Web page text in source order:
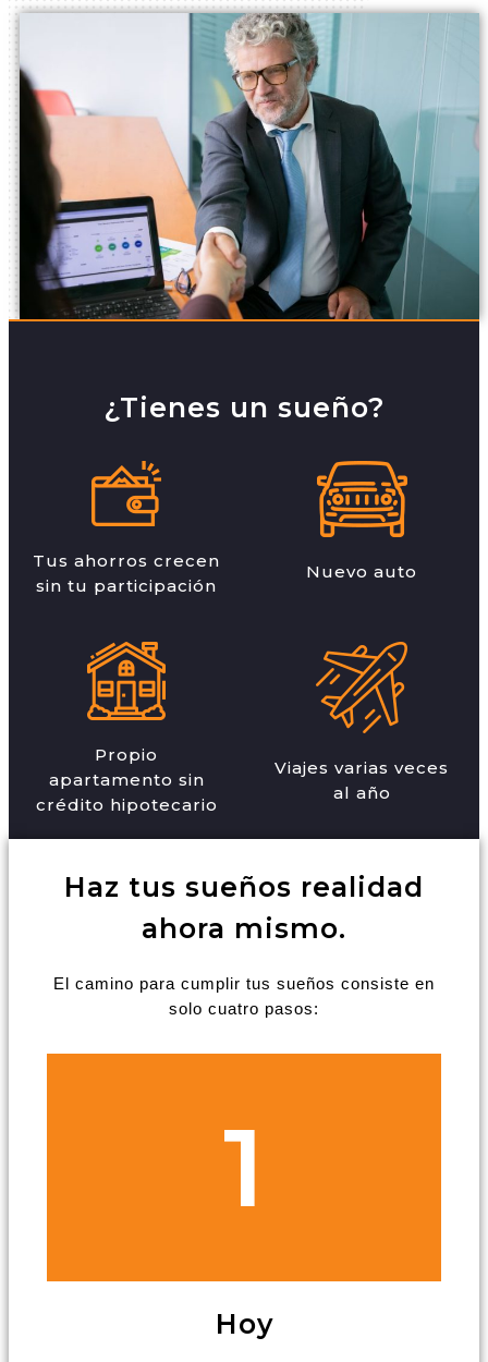
¿Tienes un sueño?
Tus ahorros crecen
sin tu participación
Nuevo auto
Propio
apartamento sin
crédito hipotecario
Viajes varias veces
al año
Haz tus sueños realidad
ahora mismo.
El camino para cumplir tus sueños consiste en
solo cuatro pasos:
1
Hoy